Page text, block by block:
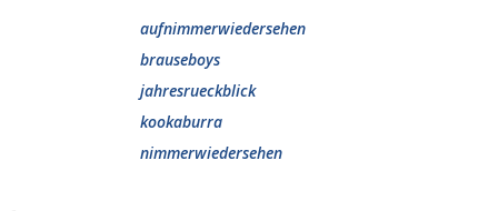
aufnimmerwiedersehen
brauseboys
jahresrueckblick
kookaburra
nimmerwiedersehen